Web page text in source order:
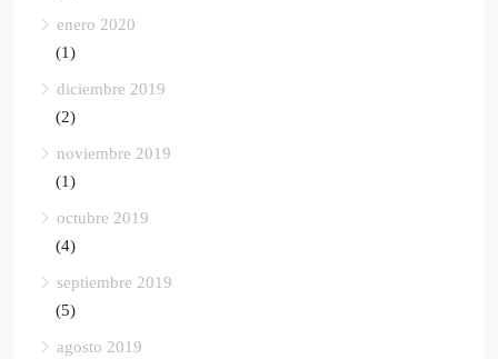
enero 2020
(1)
diciembre 2019
(2)
noviembre 2019
(1)
octubre 2019
(4)
septiembre 2019
(5)
agosto 2019